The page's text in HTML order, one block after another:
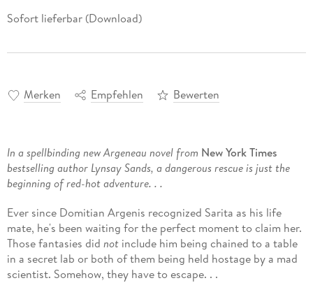
Sofort lieferbar (Download)
Merken Empfehlen Bewerten
In a spellbinding new Argeneau novel from New York Times
bestselling author Lynsay Sands, a dangerous rescue is just the
beginning of red-hot adventure. . .
Ever since Domitian Argenis recognized Sarita as his life
mate, he's been waiting for the perfect moment to claim her.
Those fantasies did notinclude him being chained to a table
in a secret lab or both of them being held hostage by a mad
scientist. Somehow, they have to escape. . .